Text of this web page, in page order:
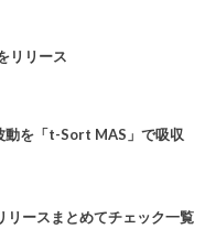
リリース
動を「t-Sort MAS」で吸収
リースまとめてチェック一覧